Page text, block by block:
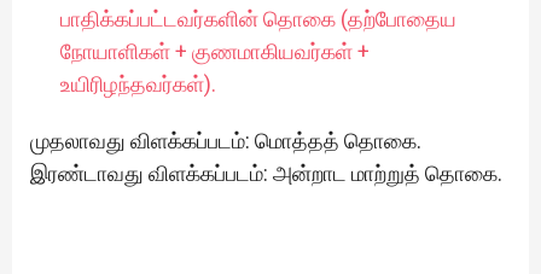
பாதிக்கப்பட்டவர்களின் தொகை (தற்போதைய
நோயாளிகள் + குணமாகியவர்கள் +
உயிரிழந்தவர்கள்).
முதலாவது விளக்கப்படம்: மொத்தத் தொகை.
இரண்டாவது விளக்கப்படம்: அன்றாட மாற்றுத் தொகை.